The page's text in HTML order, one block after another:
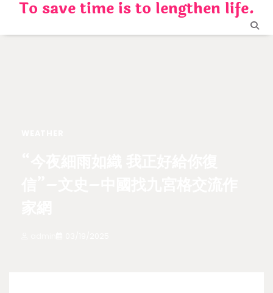
content
To save time is to lengthen life.